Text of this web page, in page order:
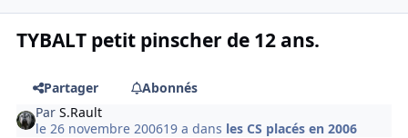
TYBALT petit pinscher de 12 ans.
Partager
Abonnés
ParS.Rault
le 26 novembre 200619 a dans les CS placés en 2006